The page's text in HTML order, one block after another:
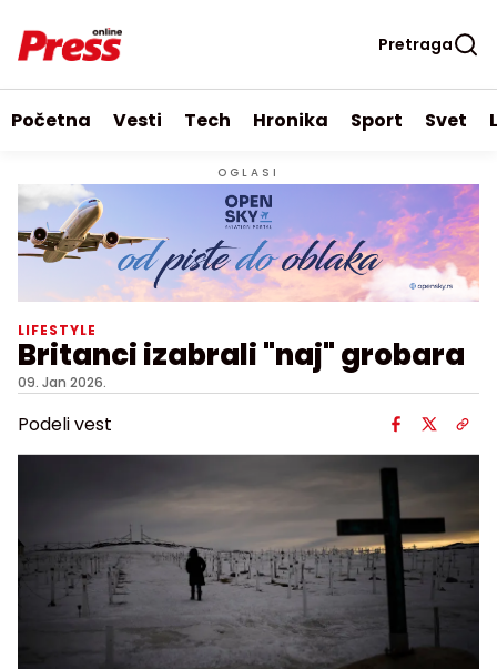
Pretraga
Početna Vesti Tech Hronika Sport Svet
OGLASI
LIFESTYLE
Britanci izabrali "naj" grobara
09. Jan 2026.
Podeli vest